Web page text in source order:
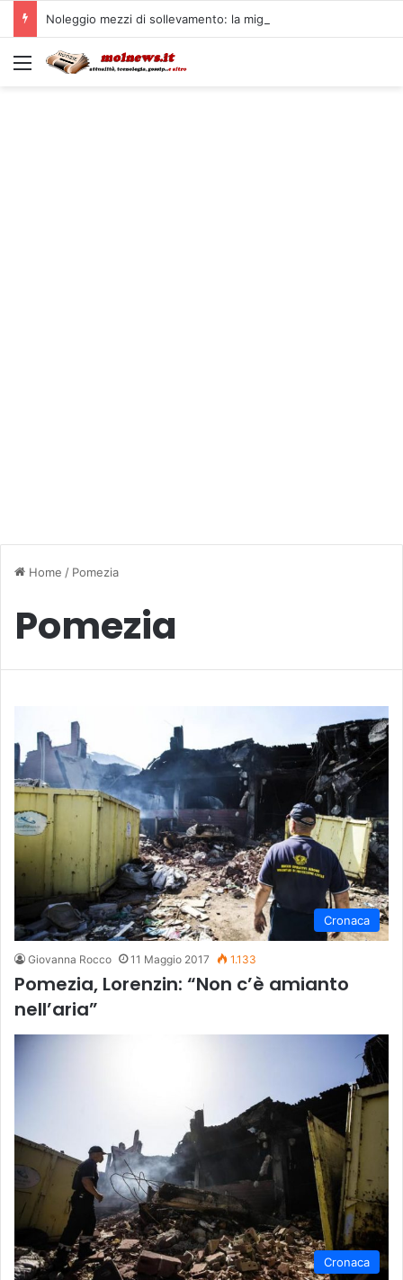
Noleggio mezzi di sollevamento: la migliore soluzione
Menu
Home / Pomezia
Pomezia
Cronaca
Giovanna Rocco 11 Maggio 2017 1.133
Pomezia, Lorenzin: “Non c’è amianto
nell’aria”
Cronaca